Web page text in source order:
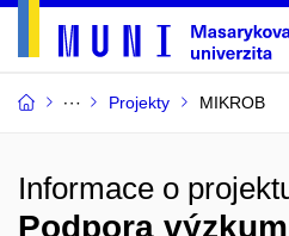
Projekty MIKROB
Informace o
Podpora